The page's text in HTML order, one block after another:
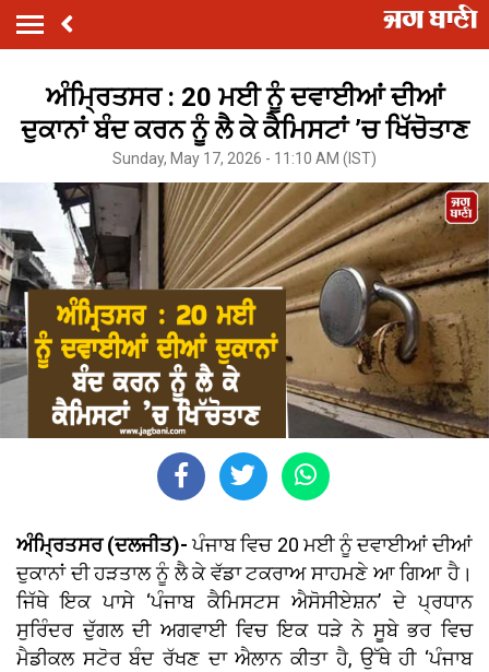
ਅੰਮ੍ਰਿਤਸਰ : 20 ਮਈ ਨੂੰ ਦਵਾਈਆਂ ਦੀਆਂ
ਦੁਕਾਨਾਂ ਬੰਦ ਕਰਨ ਨੂੰ ਲੈ ਕੇ ਕੈਮਿਸਟਾਂ ’ਚ ਖਿੱਚੋਤਾਣ
Sunday, May 17, 2026 - 11:10 AM (IST)
ਅੰਮ੍ਰਿਤਸਰ (ਦਲਜੀਤ)-ਪੰਜਾਬ ਵਿਚ 20 ਮਈ ਨੂੰ ਦਵਾਈਆਂ ਦੀਆਂ
ਦੁਕਾਨਾਂ ਦੀ ਹੜਤਾਲ ਨੂੰ ਲੈ ਕੇ ਵੱਡਾ ਟਕਰਾਅ ਸਾਹਮਣੇ ਆ ਗਿਆ ਹੈ।
ਜਿੱਥੇ ਇਕ ਪਾਸੇ ‘ਪੰਜਾਬ ਕੈਮਿਸਟਸ ਐਸੋਸੀਏਸ਼ਨ’ ਦੇ ਪ੍ਰਧਾਨ
ਸੁਰਿੰਦਰ ਦੁੱਗਲ ਦੀ ਅਗਵਾਈ ਵਿਚ ਇਕ ਧੜੇ ਨੇ ਸੂਬੇ ਭਰ ਵਿਚ
ਮੈਡੀਕਲ ਸਟੋਰ ਬੰਦ ਰੱਖਣ ਦਾ ਐਲਾਨ ਕੀਤਾ ਹੈ, ਉੱਥੇ ਹੀ ‘ਪੰਜਾਬ